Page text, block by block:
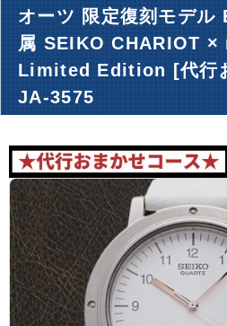
カレンダープライス
アーカイブ
オーツ 限定復刻モデル
属 SEIKO CHARIOT
Limited Edition [代行
JA-3575